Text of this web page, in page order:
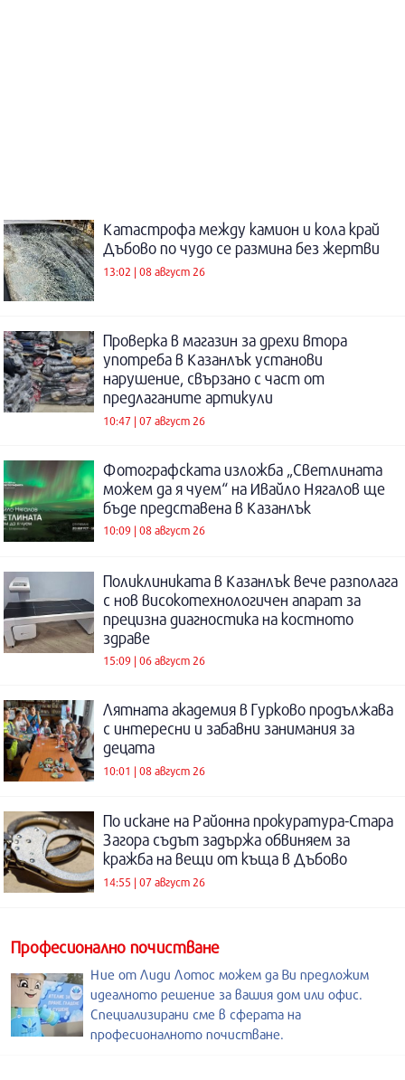
Катастрофа между камион и кола край
Дъбово по чудо се размина без жертви
13:02 | 08 август 26
Проверка в магазин за дрехи втора
употреба в Казанлък установи
нарушение, свързано с част от
предлаганите артикули
10:47 | 07 август 26
Фотографската изложба „Светлината
можем да я чуем“ на Ивайло Нягалов ще
бъде представена в Казанлък
10:09 | 08 август 26
Поликлиниката в Казанлък вече разполага
с нов високотехнологичен апарат за
прецизна диагностика на костното
здраве
15:09 | 06 август 26
Лятната академия в Гурково продължава
с интересни и забавни занимания за
децата
10:01 | 08 август 26
По искане на Районна прокуратура-Стара
Загора съдът задържа обвиняем за
кражба на вещи от къща в Дъбово
14:55 | 07 август 26
Професионално почистване
Ние от Лиди Лотос можем да Ви предложим
идеалното решение за вашия дом или офис.
Специализирани сме в сферата на
професионалното почистване.